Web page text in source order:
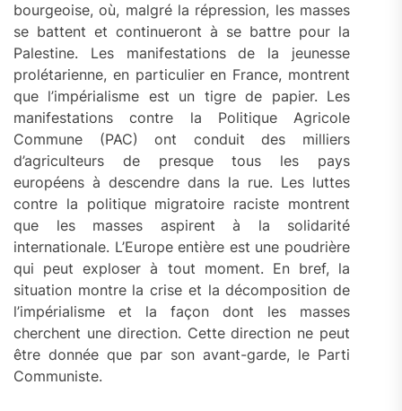
bourgeoise, où, malgré la répression, les masses
se battent et continueront à se battre pour la
Palestine. Les manifestations de la jeunesse
prolétarienne, en particulier en France, montrent
que l’impérialisme est un tigre de papier. Les
manifestations contre la Politique Agricole
Commune (PAC) ont conduit des milliers
d’agriculteurs de presque tous les pays
européens à descendre dans la rue. Les luttes
contre la politique migratoire raciste montrent
que les masses aspirent à la solidarité
internationale. L’Europe entière est une poudrière
qui peut exploser à tout moment. En bref, la
situation montre la crise et la décomposition de
l’impérialisme et la façon dont les masses
cherchent une direction. Cette direction ne peut
être donnée que par son avant-garde, le Parti
Communiste.